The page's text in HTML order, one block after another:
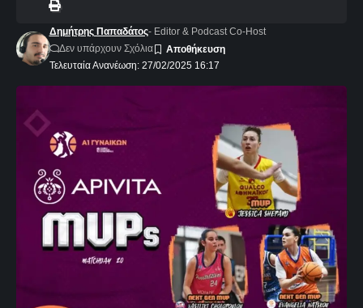
Τελευταία Ανανέωση: 27/02/2025 16:17
Δημήτρης Παπαδάτος- Editor & Podcast Co-Host
Δεν υπάρχουν Σχόλια